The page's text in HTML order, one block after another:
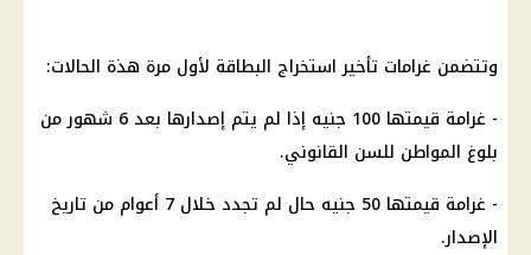
وتتضمن غرامات تأخير استخراج البطاقة لأول مرة هذة الحالات:
- غرامة قيمتها 100 جنيه إذا لم يتم إصدارها بعد 6 شهورمن
بلوغ المواطن للسن القانوني.
- غرامة قيمتها 50 جنيه حال لم تجدد خلال 7 أعوام من
تاريخ
الإصدار.